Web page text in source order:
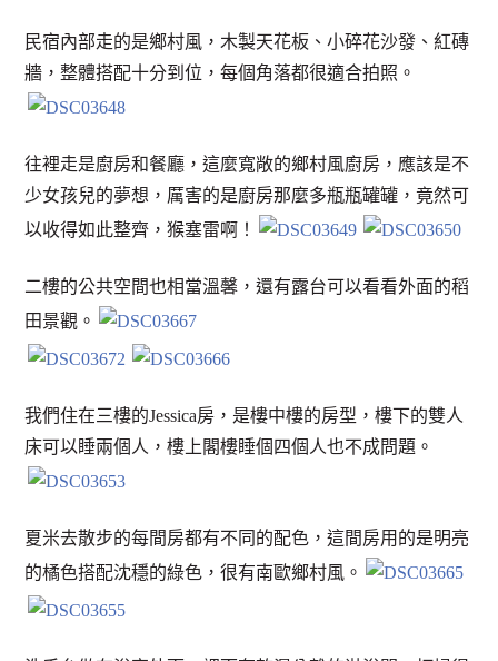
民宿內部走的是鄉村風，木製天花板、小碎花沙發、紅磚
牆，整體搭配十分到位，每個角落都很適合拍照。
往裡走是廚房和餐廳，這麼寬敞的鄉村風廚房，應該是不
少女孩兒的夢想，厲害的是廚房那麼多瓶瓶罐罐，竟然可
以收得如此整齊，猴塞雷啊！
二樓的公共空間也相當溫馨，還有露台可以看看外面的稻
田景觀。
我們住在三樓的Jessica房，是樓中樓的房型，樓下的雙人
床可以睡兩個人，樓上閣樓睡個四個人也不成問題。
夏米去散步的每間房都有不同的配色，這間房用的是明亮
的橘色搭配沈穩的綠色，很有南歐鄉村風。